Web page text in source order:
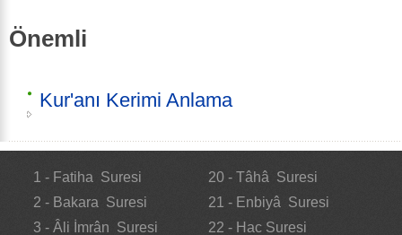
Önemli
Kur'anı Kerimi Anlama
1 - Fatiha Suresi
2 - Bakara Suresi
3 - Âli İmrân Suresi
20 - Tâhâ Suresi
21 - Enbiyâ Suresi
22 - Hac Suresi